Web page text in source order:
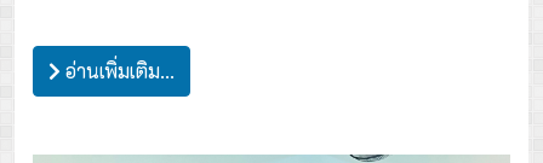
อ่านเพิ่มเติม...